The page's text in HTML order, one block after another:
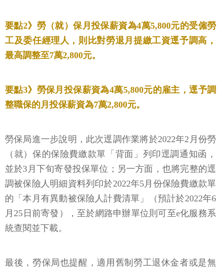
要點2》勞（就）保月投保薪資為4萬5,800元的受僱勞
工及委任經理人，則比對勞退月提繳工資逕予調高，
最高調整至7萬2,800元。
要點3》勞保月投保薪資為4萬5,800元的雇主，逕予調
整職保的月投保薪資為7萬2,800元。
勞保局進一步說明，此次逕調作業將於2022年2月份勞
（就）保的保險費繳款單「背面」列印逕調通知函，
並於3月下旬寄發投保單位；另一方面，也將完整的逕
調被保險人明細資料列印於2022年5月份保險費繳款單
的「本月有異動被保險人計費清單」（預計於2022年6
月25日前寄發），至於網路申辦單位則可至e化服務系
統查閱並下載。
最後，勞保局也提醒，適用舊制勞工退休金者或是無